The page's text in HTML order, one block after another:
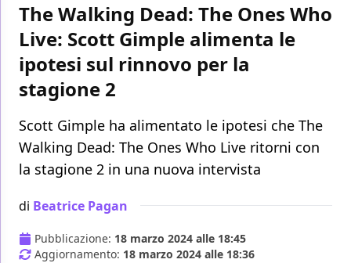
The Walking Dead: The Ones Who
Live: Scott Gimple alimenta le
ipotesi sul rinnovo per la
stagione 2
Scott Gimple ha alimentato le ipotesi che The
Walking Dead: The Ones Who Live ritorni con
la stagione 2 in una nuova intervista
di Beatrice Pagan
Pubblicazione: 18 marzo 2024 alle 18:45
Aggiornamento: 18 marzo 2024 alle 18:36